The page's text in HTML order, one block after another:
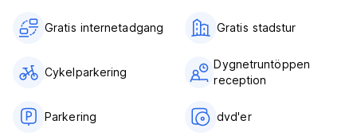
Gratis internetadgang Gratis stadstur
Cykelparkering
Dygnetruntöppen
reception
Parkering dvd'er